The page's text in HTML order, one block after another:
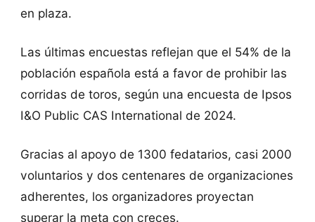
en plaza.
Las últimas encuestas reflejan que el 54% de la
población española está a favor de prohibir las
corridas de toros, según una encuesta de Ipsos
I&O Public CAS International de 2024.
Gracias al apoyo de 1300 fedatarios, casi 2000
voluntarios y dos centenares de organizaciones
adherentes, los organizadores proyectan
superar la meta con creces.